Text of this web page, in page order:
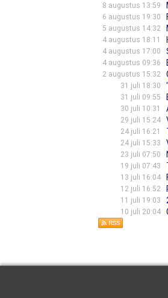
8 augustus 13:59
6 augustus 19:30
5 augustus 14:32
4 augustus 18:11
4 augustus 17:00
4 augustus 09:36
2 augustus 15:32
31 juli 18:30
31 juli 09:55
30 juli 10:31
29 juli 15:24
24 juli 16:21
24 juli 15:33
23 juli 07:50
19 juli 07:43
13 juli 16:04
12 juli 16:52
11 juli 19:03
10 juli 20:04